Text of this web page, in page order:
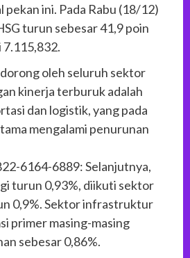
pekan ini. Pada Rabu (18/12)
turun sebesar 41,9 poin
7.115,832.
oleh seluruh sektor
kinerja terburuk adalah
dan logistik, yang pada
mengalami penurunan
6164-6889: Selanjutnya,
turun 0,93%, diikuti sektor
0,9%. Sektor infrastruktur
primer masing-masing
sebesar 0,86%.